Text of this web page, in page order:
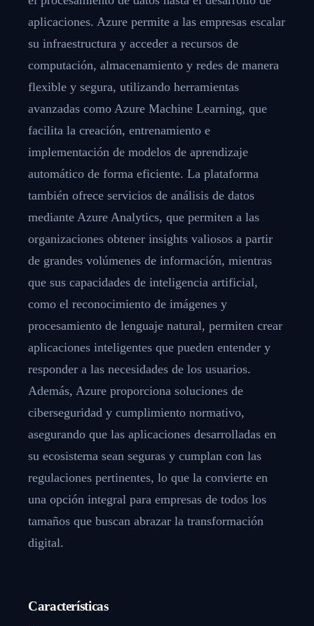
aplicaciones. Azure permite a las empresas escalar
su infraestructura y acceder a recursos de
computación, almacenamiento y redes de manera
flexible y segura, utilizando herramientas
avanzadas como Azure Machine Learning, que
facilita la creación, entrenamiento e
implementación de modelos de aprendizaje
automático de forma eficiente. La plataforma
también ofrece servicios de análisis de datos
mediante Azure Analytics, que permiten a las
organizaciones obtener insights valiosos a partir
de grandes volúmenes de información, mientras
que sus capacidades de inteligencia artificial,
como el reconocimiento de imágenes y
procesamiento de lenguaje natural, permiten crear
aplicaciones inteligentes que pueden entender y
responder a las necesidades de los usuarios.
Además, Azure proporciona soluciones de
ciberseguridad y cumplimiento normativo,
asegurando que las aplicaciones desarrolladas en
su ecosistema sean seguras y cumplan con las
regulaciones pertinentes, lo que la convierte en
una opción integral para empresas de todos los
tamaños que buscan abrazar la transformación
digital.
Características